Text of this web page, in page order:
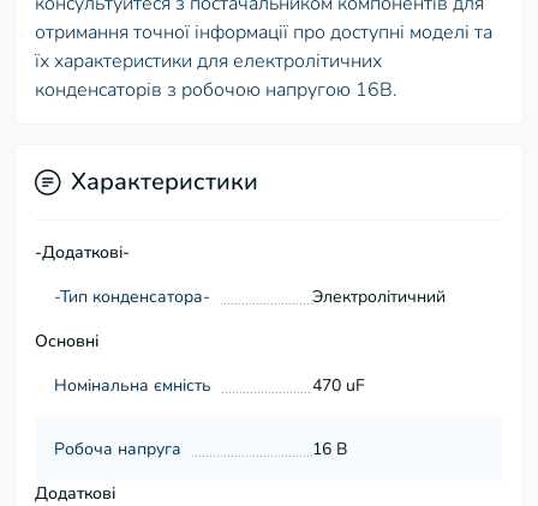
отримання точної інформації про доступні моделі та
їх характеристики для електролітичних
конденсаторів з робочою напругою 16В.
Характеристики
-Додаткові-
-Тип конденсатора-
Электролітичний
Основні
Номінальна ємність
470 uF
Робоча напруга
16 В
Додаткові